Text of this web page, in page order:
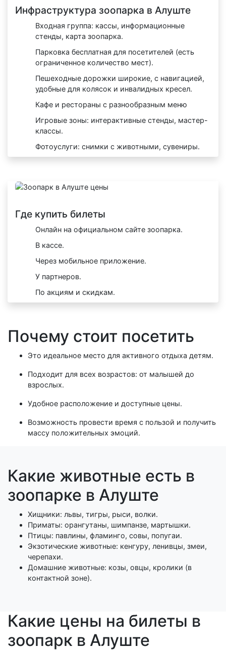
Инфраструктура зоопарка в Алуште
Входная группа: кассы, информационные
стенды, карта зоопарка.
Парковка бесплатная для посетителей (есть
ограниченное количество мест).
Пешеходные дорожки широкие, с навигацией,
удобные для колясок и инвалидных кресел.
Кафе и рестораны с разнообразным меню
Игровые зоны: интерактивные стенды, мастер-
классы.
Фотоуслуги: снимки с животными, сувениры.
Где купить билеты
Онлайн на официальном сайте зоопарка.
В кассе.
Через мобильное приложение.
У партнеров.
По акциям и скидкам.
Почему стоит посетить
Это идеальное место для активного отдыха детям.
Подходит для всех возрастов: от малышей до
взрослых.
Удобное расположение и доступные цены.
Возможность провести время с пользой и получить
массу положительных эмоций.
Какие животные есть в
зоопарке в Алуште
Хищники: львы, тигры, рыси, волки.
Приматы: орангутаны, шимпанзе, мартышки.
Птицы: павлины, фламинго, совы, попугаи.
Экзотические животные: кенгуру, ленивцы, змеи,
черепахи.
Домашние животные: козы, овцы, кролики (в
контактной зоне).
Какие цены на билеты в
зоопарк в Алуште